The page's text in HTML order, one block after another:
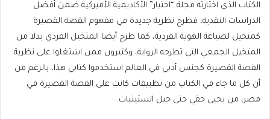
الكتاب الذي اختارته مجلة “اختيار” الأكاديمية الأميركية ضمن أفضل
الدراسات النقدية، فطرح نظرية جديدة في مفهوم القصة القصيرة
كمتخيل لصياغة الهوية الفردية، كما طرح أيضا المتخيل الفردي بدلا من
المتخيل الجمعي التي تطرحه الرواية، وكثيرون ممن اشتغلوا على نظرية
القصة القصيرة كجنس أدبي في العالم استخدموا كتابي هذا، بالرغم من
أن كل ما جاء في الكتاب من تطبيقات كانت على القصة القصيرة في
مصر، من يحيى حقي حتى جيل الستينيات.